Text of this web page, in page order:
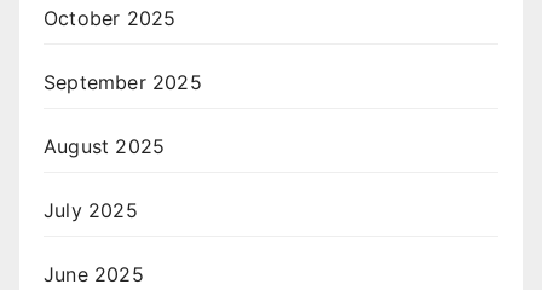
October 2025
September 2025
August 2025
July 2025
June 2025